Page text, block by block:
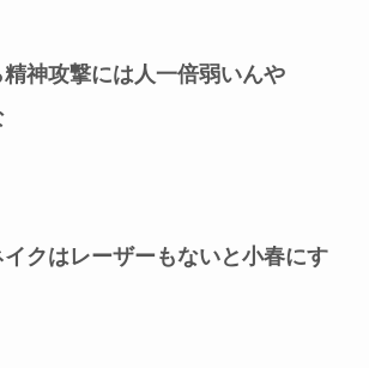
神攻撃には人一倍弱いんや
イクはレーザーもないと小春にす